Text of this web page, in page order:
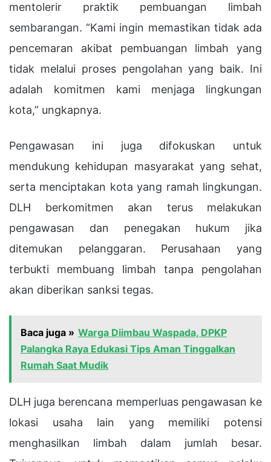
mentolerir praktik pembuangan limbah
sembarangan. “Kami ingin memastikan tidak ada
pencemaran akibat pembuangan limbah yang
tidak melalui proses pengolahan yang baik. Ini
adalah komitmen kami menjaga lingkungan
kota,” ungkapnya.
Pengawasan ini juga difokuskan untuk
mendukung kehidupan masyarakat yang sehat,
serta menciptakan kota yang ramah lingkungan.
DLH berkomitmen akan terus melakukan
pengawasan dan penegakan hukum jika
ditemukan pelanggaran. Perusahaan yang
terbukti membuang limbah tanpa pengolahan
akan diberikan sanksi tegas.
Baca juga » Warga Diimbau Waspada, DPKP
Palangka Raya Edukasi Tips Aman Tinggalkan
Rumah Saat Mudik
DLH juga berencana memperluas pengawasan ke
lokasi usaha lain yang memiliki potensi
menghasilkan limbah dalam jumlah besar.